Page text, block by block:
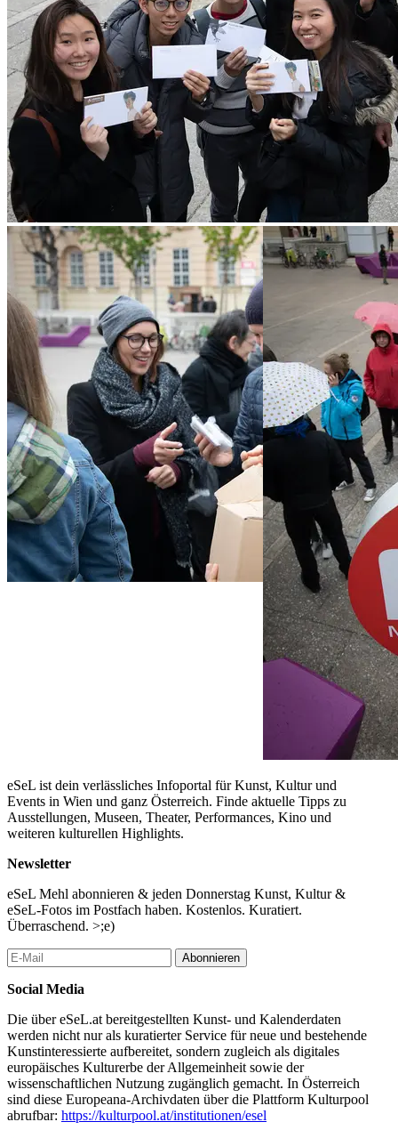
eSeL ist dein verlässliches Infoportal für Kunst, Kultur und
Events in Wien und ganz Österreich. Finde aktuelle Tipps zu
Ausstellungen, Museen, Theater, Performances, Kino und
weiteren kulturellen Highlights.
Newsletter
eSeL Mehl abonnieren & jeden Donnerstag Kunst, Kultur &
eSeL-Fotos im Postfach haben. Kostenlos. Kuratiert.
Überraschend. >;e)
Abonnieren
Social Media
Die über eSeL.at bereitgestellten Kunst- und Kalenderdaten
werden nicht nur als kuratierter Service für neue und bestehende
Kunstinteressierte aufbereitet, sondern zugleich als digitales
europäisches Kulturerbe der Allgemeinheit sowie der
wissenschaftlichen Nutzung zugänglich gemacht. In Österreich
sind diese Europeana-Archivdaten über die Plattform Kulturpool
abrufbar: https://kulturpool.at/institutionen/esel